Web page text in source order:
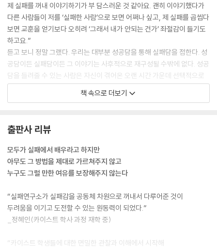
제 실패를 꺼내 이야기하기가 부 담스러운 것 같아요. 괜히 이야기했다가
다른 사람들이 저를 ‘실패한 사람’으로 보면 어쩌나 싶고, 제 실패를 곱씹다
보면 교훈을 얻기보다 오히려 ‘그래서 내가 안되는 건가’ 좌절감이 들기도
하고요.”
듣고 보니 정말 그랬다. 우리는 대부분 성공담을 통해 실패담을 접한다. 성
공담이든 실패담이든 그 이야기는 사후적으로 재구성될 수밖에 없다. 성공
담을 들려줄 수 있는 사람은 자신이 겪어온 오랜 시간 가운데 선택적으로
어떤 기억을 꺼내어 이야기를 재구성하는데, 성공담을 드라마틱하게 만드
는 데 실패담만큼 효과적인 것이 없지 않은가. 돌이켜 보니 “많은 우여곡절
르지 않았다. (중략) 어떤 자격을 갖춰야 실패를 이야기할 수 있다면 대체
언제쯤 가능하단 말인가?
--- p.59~62
은 전반적으로 여전히 실패를 부정적으로 인식할 것이라고 여긴다는 뜻이
다.
이러한 괴리는 실패에 대한 인지와 현실의 간극을 보여준다. 머리로는 실
만, 실제로는 타인의 시선과 사회적 낙인을 우려해 도전을 주저하고 실패
책 속으로 더보기
출판사 리뷰
모두가 실패에서 배우라고 하지만
아무도 그 방법을 제대로 가르쳐주지 않고
누구도 그럴 만한 여유를 보장해주지 않는다
“실패연구소가 실패감을 공동체 차원으로 꺼내서 다루어준 것이
두려움을 이기고 도전할 수 있는 원동력이 되었다.”
_정혜인(카이스트 학사 과정 재학 중)
“카이스트 학생들에 대한 면밀한 관찰과 이해에서 시작해